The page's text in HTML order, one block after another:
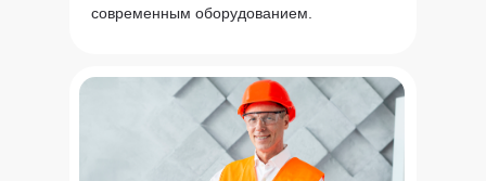
современным оборудованием.